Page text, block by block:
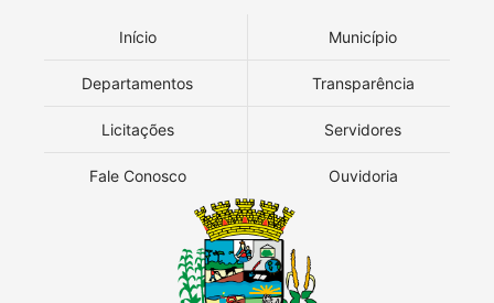
Início Município
Departamentos Transparência
Licitações Servidores
Fale Conosco Ouvidoria